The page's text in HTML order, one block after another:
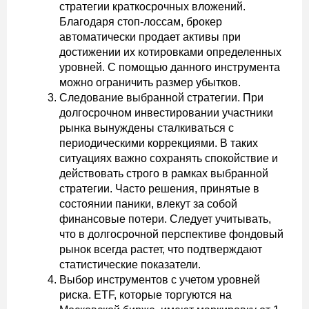
стратегии краткосрочных вложений.
Благодаря стоп-лоссам, брокер
автоматически продает активы при
достижении их котировками определенных
уровней. С помощью данного инструмента
можно ограничить размер убытков.
Следование выбранной стратегии. При
долгосрочном инвестировании участники
рынка вынуждены сталкиваться с
периодическими коррекциями. В таких
ситуациях важно сохранять спокойствие и
действовать строго в рамках выбранной
стратегии. Часто решения, принятые в
состоянии паники, влекут за собой
финансовые потери. Следует учитывать,
что в долгосрочной перспективе фондовый
рынок всегда растет, что подтверждают
статистические показатели.
Выбор инструментов с учетом уровней
риска. ETF, которые торгуются на